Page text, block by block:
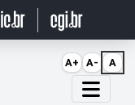
A+ A- A